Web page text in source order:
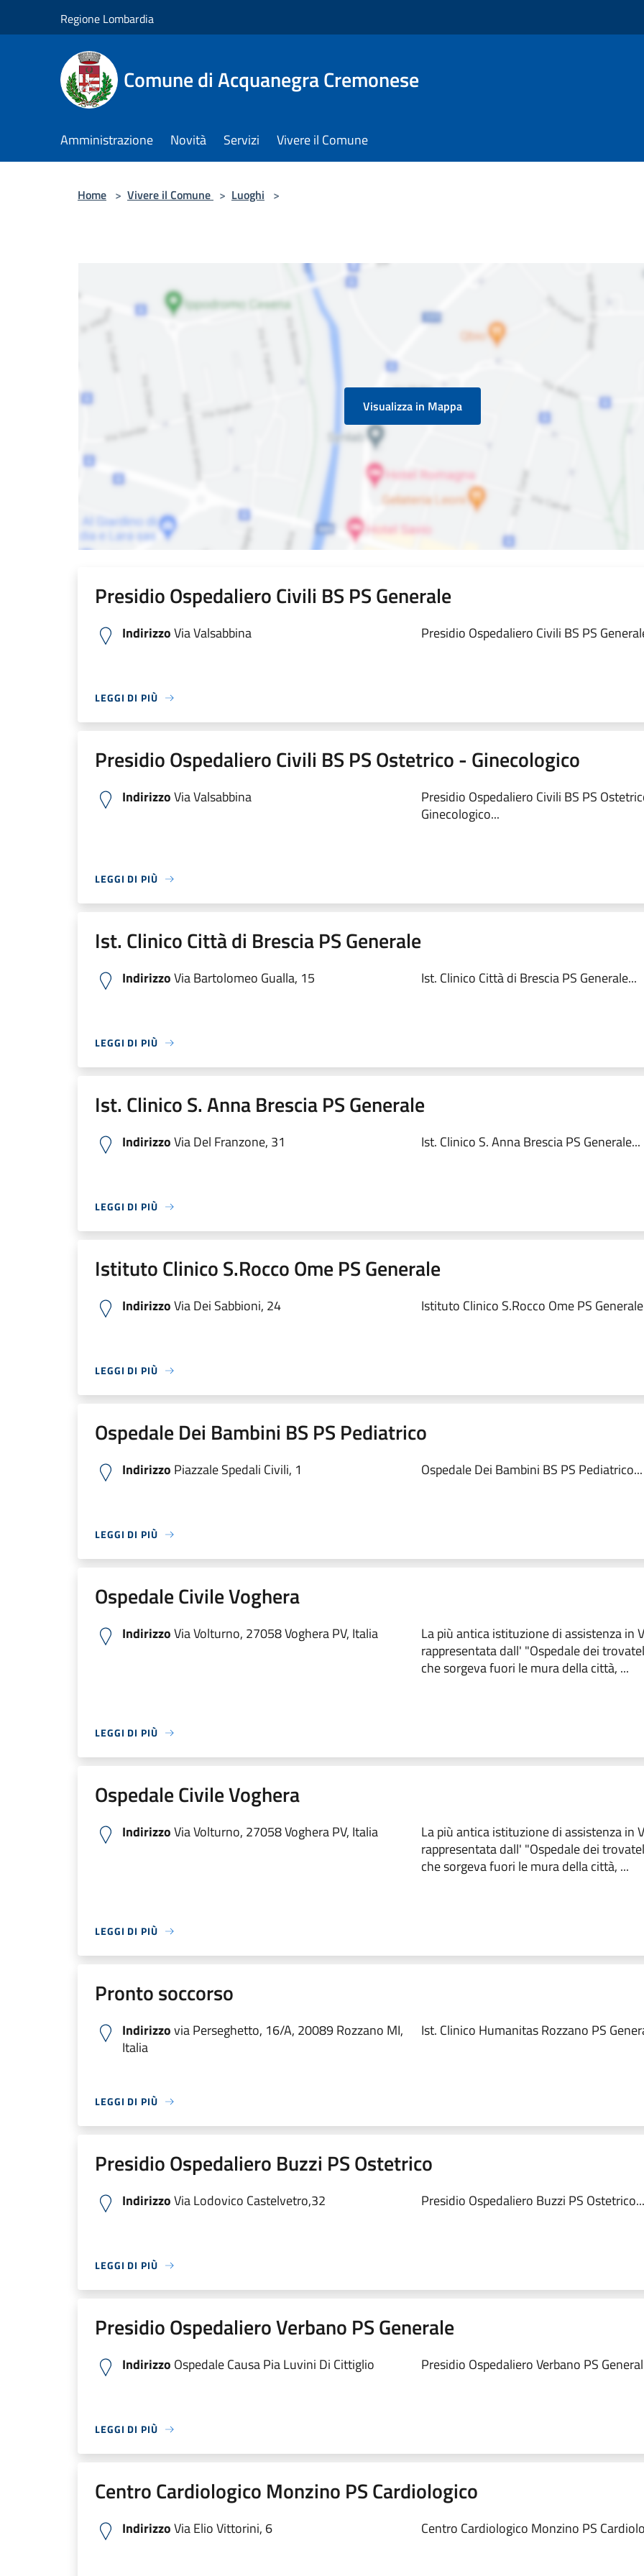
Regione Lombardia
Comune di Acquanegra Cremonese
Amministrazione Novità Servizi Vivere il Comune
Home > Vivere il Comune > Luoghi >
Visualizza in Mappa
Presidio Ospedaliero Civili BS PS Generale
IndirizzoVia Valsabbina Presidio Ospedaliero Civili BS PS
LEGGI DI PIÙ
Presidio Ospedaliero Civili BS PS Ostetrico - Ginecologico
IndirizzoVia Valsabbina
Presidio Ospedaliero Civili BS PS
Ginecologico...
LEGGI DI PIÙ
Ist. Clinico Città di Brescia PS Generale
IndirizzoVia Bartolomeo Gualla, 15 Ist. Clinico Città di Brescia PS Generale...
LEGGI DI PIÙ
Ist. Clinico S. Anna Brescia PS Generale
IndirizzoVia Del Franzone, 31 Ist. Clinico S. Anna Brescia PS Generale...
LEGGI DI PIÙ
Istituto Clinico S.Rocco Ome PS Generale
IndirizzoVia Dei Sabbioni, 24 Istituto Clinico S.Rocco Ome PS
LEGGI DI PIÙ
Ospedale Dei Bambini BS PS Pediatrico
Indirizzo Piazzale Spedali Civili, 1 Ospedale Dei Bambini BS PS Pediatrico...
LEGGI DI PIÙ
Ospedale Civile Voghera
IndirizzoVia Volturno, 27058 Voghera PV, Italia
La più antica istituzione di assistenza in
rappresentata dall' "Ospedale dei
che sorgeva fuori le mura della città, ...
LEGGI DI PIÙ
Ospedale Civile Voghera
IndirizzoVia Volturno, 27058 Voghera PV, Italia
La più antica istituzione di assistenza in
rappresentata dall' "Ospedale dei
che sorgeva fuori le mura della città, ...
LEGGI DI PIÙ
Pronto soccorso
Indirizzovia Perseghetto, 16/A, 20089 Rozzano MI,
Italia
Ist. Clinico Humanitas Rozzano PS
LEGGI DI PIÙ
Presidio Ospedaliero Buzzi PS Ostetrico
IndirizzoVia Lodovico Castelvetro,32 Presidio Ospedaliero Buzzi PS Ostetrico...
LEGGI DI PIÙ
Presidio Ospedaliero Verbano PS Generale
Indirizzo Ospedale Causa Pia Luvini Di Cittiglio Presidio Ospedaliero Verbano PS
LEGGI DI PIÙ
Centro Cardiologico Monzino PS Cardiologico
IndirizzoVia Elio Vittorini, 6 Centro Cardiologico Monzino PS